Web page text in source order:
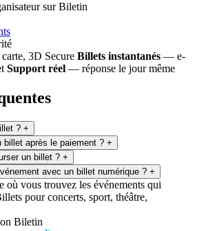
sur Biletin
3D Secure Billets instantanés — e-
Support réel — réponse le jour même
? +
billet après le paiement ? +
un billet ? +
avec un billet numérique ? +
où vous trouvez les événements qui
pour concerts, sport, théâtre,
Biletin